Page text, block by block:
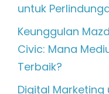
untuk
Keunggulan
Civic: Mana
Terbaik?
Digital Marketing